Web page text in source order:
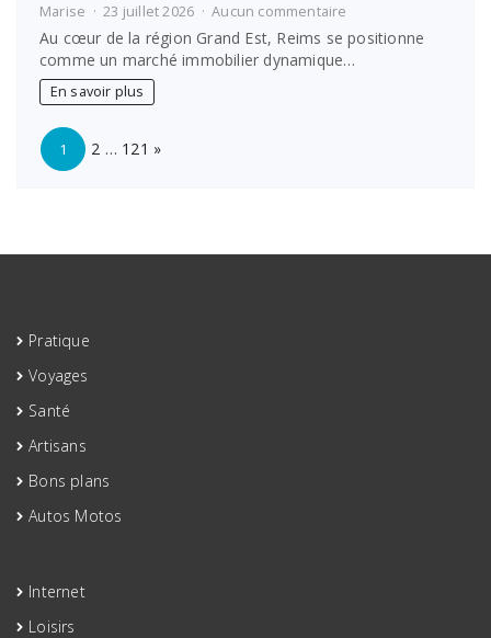
Marise 23 juillet 2026 Aucun commentaire
agences
immobilières
Au cœur de la région Grand Est, Reims se positionne
comme un marché immobilier dynamique…
En savoir plus
Page:
1 2 … 121 »
Pratique
Voyages
Santé
Artisans
Bons plans
Autos Motos
Internet
Loisirs